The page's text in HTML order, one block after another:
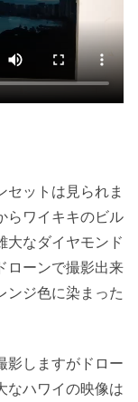
セットは見られま
らワイキキのビル
大なダイヤモンド
ローンで撮影出来
ンジ色に染まった
影しますがドロー
なハワイの映像は